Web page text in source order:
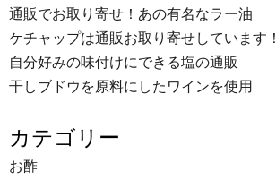
通販でお取り寄せ！あの有名なラー油
ケチャップは通販お取り寄せしています！
自分好みの味付けにできる塩の通販
干しブドウを原料にしたワインを使用
カテゴリー
お酢